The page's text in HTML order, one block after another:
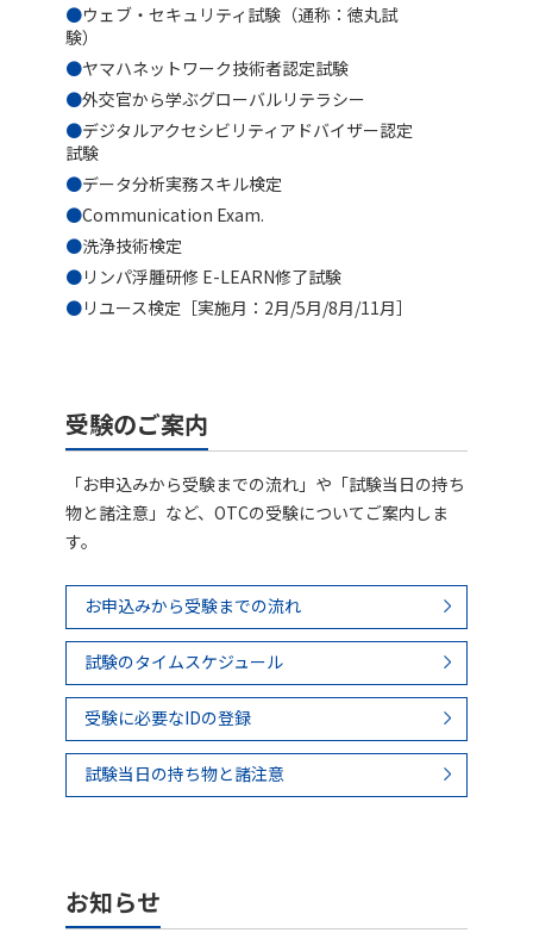
ウェブ・セキュリティ試験（通称：徳丸試
験）
ヤマハネットワーク技術者認定試験
外交官から学ぶグローバルリテラシー
デジタルアクセシビリティアドバイザー認定
試験
データ分析実務スキル検定
Communication Exam.
洗浄技術検定
リンパ浮腫研修 E-LEARN修了試験
リユース検定［実施月：2月/5月/8月/11月］
受験のご案内
「お申込みから受験までの流れ」や「試験当日の持ち
物と諸注意」など、OTCの受験についてご案内しま
す。
お申込みから受験までの流れ
試験のタイムスケジュール
受験に必要なIDの登録
試験当日の持ち物と諸注意
お知らせ